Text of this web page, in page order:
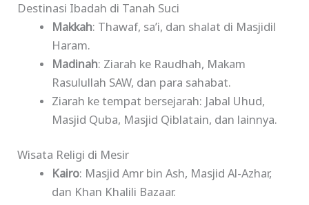
Destinasi Ibadah di Tanah Suci
Makkah: Thawaf, sa’i, dan shalat di Masjidil
Haram.
Madinah: Ziarah ke Raudhah, Makam
Rasulullah SAW, dan para sahabat.
Ziarah ke tempat bersejarah: Jabal Uhud,
Masjid Quba, Masjid Qiblatain, dan lainnya.
Wisata Religi di Mesir
Kairo: Masjid Amr bin Ash, Masjid Al-Azhar,
dan Khan Khalili Bazaar.